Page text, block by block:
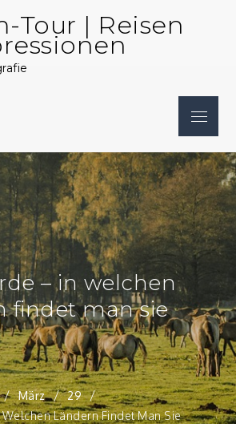
Tour | Reisen
Menu
– in welchen
findet man sie
März 29
Ländern Findet Man Sie